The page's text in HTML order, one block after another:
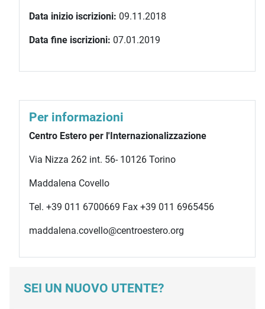
Data inizio iscrizioni: 09.11.2018
Data fine iscrizioni: 07.01.2019
Per informazioni
Centro Estero per l'Internazionalizzazione
Via Nizza 262 int. 56- 10126 Torino
Maddalena Covello
Tel. +39 011 6700669 Fax +39 011 6965456
maddalena.covello@centroestero.org
SEI UN NUOVO UTENTE?